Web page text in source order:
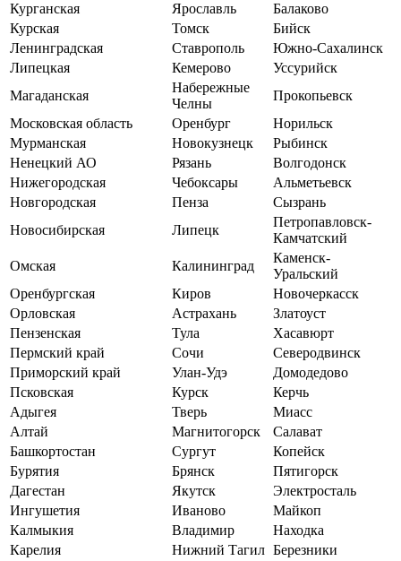
Курганская
Ярославль
Балаково
Курская
Томск
Бийск
Ленинградская
Ставрополь
Южно-Сахалинск
Липецкая
Кемерово
Уссурийск
Магаданская
Набережные
Челны
Прокопьевск
Московская область
Оренбург
Норильск
Мурманская
Новокузнецк
Рыбинск
Ненецкий АО
Рязань
Волгодонск
Нижегородская
Чебоксары
Альметьевск
Новгородская
Пенза
Сызрань
Новосибирская
Липецк
Петропавловск-
Камчатский
Омская
Калининград
Каменск-
Уральский
Оренбургская
Киров
Новочеркасск
Орловская
Астрахань
Златоуст
Пензенская
Тула
Хасавюрт
Пермский край
Сочи
Северодвинск
Приморский край
Улан-Удэ
Домодедово
Псковская
Курск
Керчь
Адыгея
Тверь
Миасс
Алтай
Магнитогорск
Салават
Башкортостан
Сургут
Копейск
Бурятия
Брянск
Пятигорск
Дагестан
Якутск
Электросталь
Ингушетия
Иваново
Майкоп
Калмыкия
Владимир
Находка
Карелия
Нижний Тагил Березники